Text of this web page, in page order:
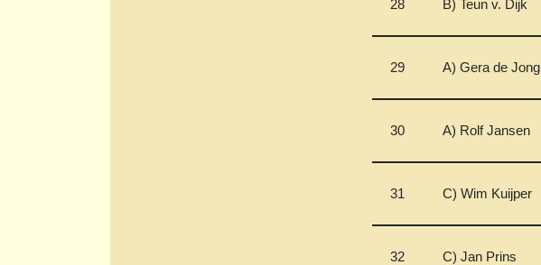
28 B) Teun v. Dijk
29 A) Gera de Jong
30 A) Rolf Jansen
31 C) Wim Kuijper
32 C) Jan Prins